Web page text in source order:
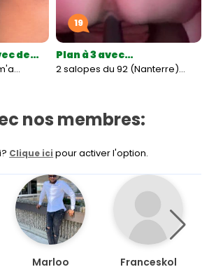
de…
19
Plan à 3 avec…
2 salopes du 92 (Nanterre)…
nos membres:
Clique ici pour activer l'option.
Marloo Franceskol